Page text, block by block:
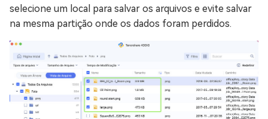
selecione um local para salvar os arquivos e evite salvar
na mesma partição onde os dados foram perdidos.